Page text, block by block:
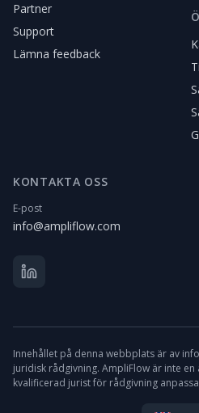
Partner
Support
Lämna feedback
KONTAKTA OSS
E-post
info@ampliflow.com
Innehållet på denna webbplats är av
juridisk rådgivning. AmpliFlow är inte
kvalificerad jurist för rådgivning